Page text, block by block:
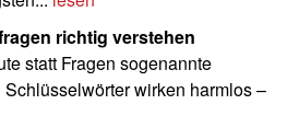
richtig verstehen
statt Fragen sogenannte
wirken harmlos –